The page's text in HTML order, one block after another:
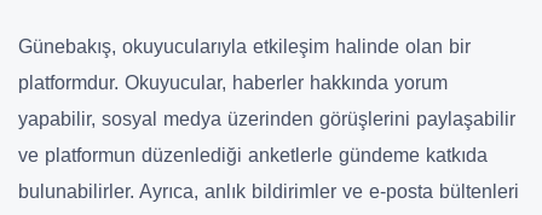
Günebakış, okuyucularıyla etkileşim halinde olan bir
platformdur. Okuyucular, haberler hakkında yorum
yapabilir, sosyal medya üzerinden görüşlerini paylaşabilir
ve platformun düzenlediği anketlerle gündeme katkıda
bulunabilirler. Ayrıca, anlık bildirimler ve e-posta bültenleri